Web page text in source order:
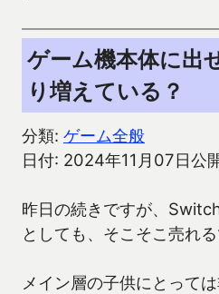
ゲーム機本体に出
り増えている？
分類: ゲーム全般
日付: 2024年11月07日公
昨日の続きですが、
としても、そこそこ売れる
メイン層の子供にとって